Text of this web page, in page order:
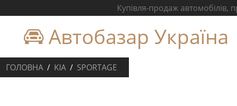
Купівля-продаж автомобілів,
Автобазар Україна
ГОЛОВНА KIA SPORTAGE